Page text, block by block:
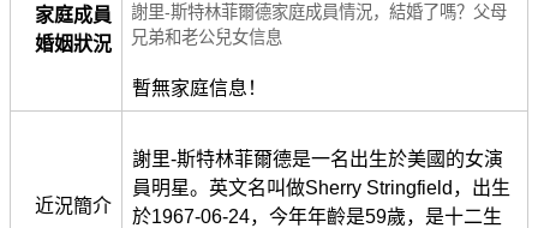
家庭成員
婚姻狀況
謝里-斯特林菲爾德家庭成員情況，結婚了嗎？父母
兄弟和老公兒女信息
暫無家庭信息！
近況簡介
謝里-斯特林菲爾德是一名出生於美國的女演
員明星。英文名叫做Sherry Stringfield，出生
於1967-06-24，今年年齡是59歲，是十二生